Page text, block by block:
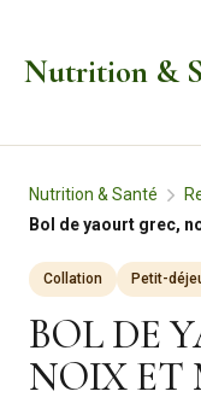
Nutrition &
Nutrition & Santé
Bol de yaourt grec,
Collation Petit-
BOL DE
NOIX ET